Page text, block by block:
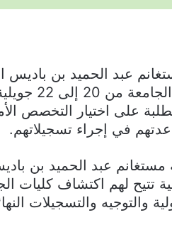
على اختيار التخصص
في إجراء تسجيلاتهم.
عبد الحميد بن
تتيح لهم اكتشاف كليات
والتوجيه والتسجيلات